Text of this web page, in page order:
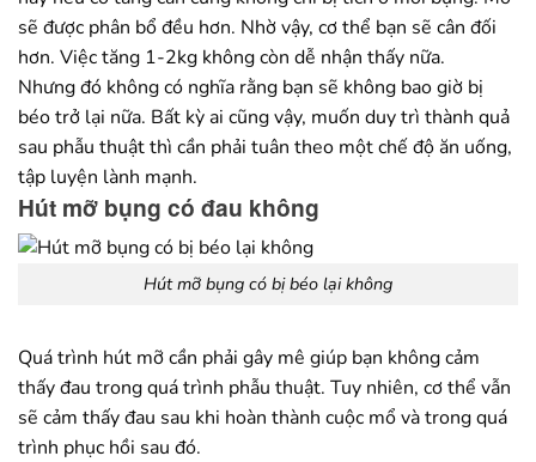
sẽ được phân bổ đều hơn. Nhờ vậy, cơ thể bạn sẽ cân đối
hơn. Việc tăng 1-2kg không còn dễ nhận thấy nữa.
Nhưng đó không có nghĩa rằng bạn sẽ không bao giờ bị
béo trở lại nữa. Bất kỳ ai cũng vậy, muốn duy trì thành quả
sau phẫu thuật thì cần phải tuân theo một chế độ ăn uống,
tập luyện lành mạnh.
Hút mỡ bụng có đau không
Hút mỡ bụng có bị béo lại không
Quá trình hút mỡ cần phải gây mê giúp bạn không cảm
thấy đau trong quá trình phẫu thuật. Tuy nhiên, cơ thể vẫn
sẽ cảm thấy đau sau khi hoàn thành cuộc mổ và trong quá
trình phục hồi sau đó.